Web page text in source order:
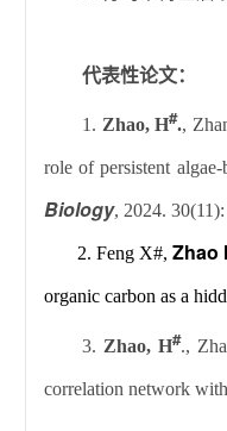
代表性论文：
1. Zhao, H#.,
role of persistent
Biology, 2024.
2. Feng X#, Zhao
organic carbon as a
3. Zhao, H#.,
correlation network